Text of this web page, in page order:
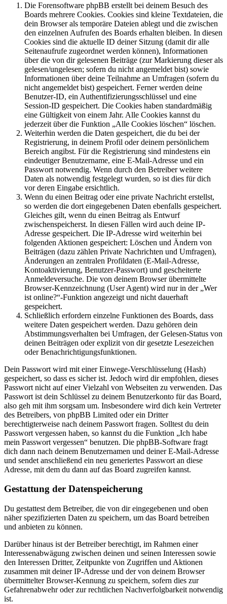
Die Forensoftware phpBB erstellt bei deinem Besuch des
Boards mehrere Cookies. Cookies sind kleine Textdateien, die
dein Browser als temporäre Dateien ablegt und die zwischen
den einzelnen Aufrufen des Boards erhalten bleiben. In diesen
Cookies sind die aktuelle ID deiner Sitzung (damit dir alle
Seitenaufrufe zugeordnet werden können), Informationen
über die von dir gelesenen Beiträge (zur Markierung dieser als
gelesen/ungelesen; sofern du nicht angemeldet bist) sowie
Informationen über deine Teilnahme an Umfragen (sofern du
nicht angemeldet bist) gespeichert. Ferner werden deine
Benutzer-ID, ein Authentifizierungsschlüssel und eine
Session-ID gespeichert. Die Cookies haben standardmäßig
eine Gültigkeit von einem Jahr. Alle Cookies kannst du
jederzeit über die Funktion „Alle Cookies löschen“ löschen.
Weiterhin werden die Daten gespeichert, die du bei der
Registrierung, in deinem Profil oder deinem persönlichem
Bereich angibst. Für die Registrierung sind mindestens ein
eindeutiger Benutzername, eine E-Mail-Adresse und ein
Passwort notwendig. Wenn durch den Betreiber weitere
Daten als notwendig festgelegt wurden, so ist dies für dich
vor deren Eingabe ersichtlich.
Wenn du einen Beitrag oder eine private Nachricht erstellst,
so werden die dort eingegebenen Daten ebenfalls gespeichert.
Gleiches gilt, wenn du einen Beitrag als Entwurf
zwischenspeicherst. In diesen Fällen wird auch deine IP-
Adresse gespeichert. Die IP-Adresse wird weiterhin bei
folgenden Aktionen gespeichert: Löschen und Ändern von
Beiträgen (dazu zählen Private Nachrichten und Umfragen),
Änderungen an zentralen Profildaten (E-Mail-Adresse,
Kontoaktivierung, Benutzer-Passwort) und gescheiterte
Anmeldeversuche. Die von deinem Browser übermittelte
Browser-Kennzeichnung (User Agent) wird nur in der „Wer
ist online?“-Funktion angezeigt und nicht dauerhaft
gespeichert.
Schließlich erfordern einzelne Funktionen des Boards, dass
weitere Daten gespeichert werden. Dazu gehören dein
Abstimmungsverhalten bei Umfragen, der Gelesen-Status von
deinen Beiträgen oder explizit von dir gesetzte Lesezeichen
oder Benachrichtigungsfunktionen.
Dein Passwort wird mit einer Einwege-Verschlüsselung (Hash)
gespeichert, so dass es sicher ist. Jedoch wird dir empfohlen, dieses
Passwort nicht auf einer Vielzahl von Webseiten zu verwenden. Das
Passwort ist dein Schlüssel zu deinem Benutzerkonto für das Board,
also geh mit ihm sorgsam um. Insbesondere wird dich kein Vertreter
des Betreibers, von phpBB Limited oder ein Dritter
berechtigterweise nach deinem Passwort fragen. Solltest du dein
Passwort vergessen haben, so kannst du die Funktion „Ich habe
mein Passwort vergessen“ benutzen. Die phpBB-Software fragt
dich dann nach deinem Benutzernamen und deiner E-Mail-Adresse
und sendet anschließend ein neu generiertes Passwort an diese
Adresse, mit dem du dann auf das Board zugreifen kannst.
Gestattung der Datenspeicherung
Du gestattest dem Betreiber, die von dir eingegebenen und oben
näher spezifizierten Daten zu speichern, um das Board betreiben
und anbieten zu können.
Darüber hinaus ist der Betreiber berechtigt, im Rahmen einer
Interessenabwägung zwischen deinen und seinen Interessen sowie
den Interessen Dritter, Zeitpunkte von Zugriffen und Aktionen
zusammen mit deiner IP-Adresse und der von deinem Browser
übermittelter Browser-Kennung zu speichern, sofern dies zur
Gefahrenabwehr oder zur rechtlichen Nachverfolgbarkeit notwendig
ist.